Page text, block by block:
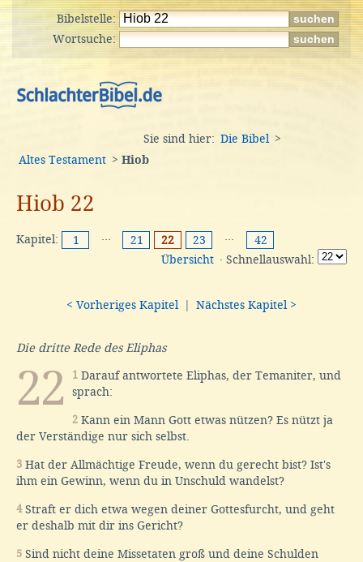
Bibelstelle:
Wortsuche:
Sie sind hier: Die Bibel
>
Altes Testament > Hiob
Hiob 22
Kapitel: 1 ··· 21 22 23 ···
42
Übersicht · Schnellauswahl:
< Vorheriges Kapitel Nächstes Kapitel >
Die dritte Rede des Eliphas
22 1 Darauf antwortete Eliphas, der Temaniter, und
sprach:
2 Kann ein Mann Gott etwas nützen? Es nützt ja
der Verständige nur sich selbst.
3 Hat der Allmächtige Freude, wenn du gerecht bist? Ist's
ihm ein Gewinn, wenn du in Unschuld wandelst?
4Straft er dich etwa wegen deiner Gottesfurcht, und geht
er deshalb mit dir ins Gericht?
5 Sind nicht deine Missetaten groß und deine Schulden